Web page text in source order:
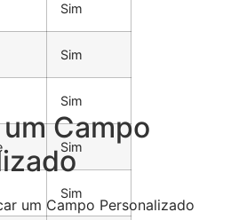
Sim
Sim
Sim
Sim
Sim
Campo
um Campo Personalizado